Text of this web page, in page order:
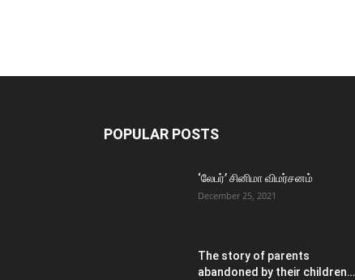
POPULAR POSTS
‘லேபர்’ சினிமா விமர்சனம்
December 25, 2021
The story of parents
abandoned by their children…